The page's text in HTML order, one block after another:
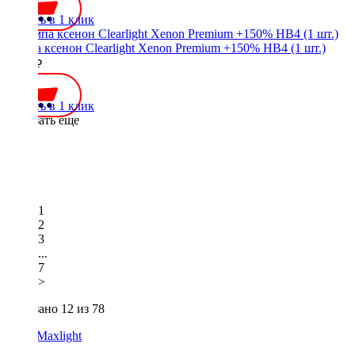
Купить в 1 клик
Лампа ксенон Clearlight Xenon Premium +150% HB4 (1 шт.)
1200 ₽
Купить в 1 клик
Показать еще
1
2
3
...
7
>
Показано 12 из 78
Maxlight